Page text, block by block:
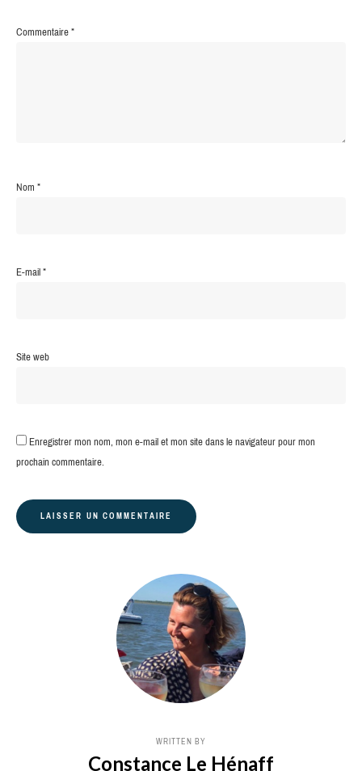
Commentaire*
Nom*
E-mail*
Site web
Enregistrer mon nom, mon e-mail et mon site dans le navigateur pour mon
prochain commentaire.
WRITTEN BY
Constance Le Hénaff